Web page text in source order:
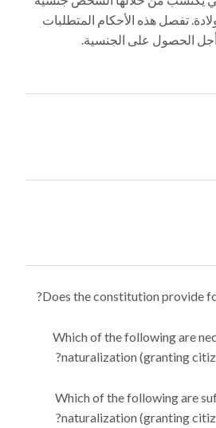
تفصل هذه الأحكام المتطلبات
الحصول على الجنسية.
Does the constitution provide
Which of the following are
naturalization (granting
Which of the following are
naturalization (granting